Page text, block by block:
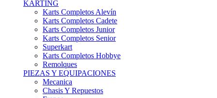
KARTING
Karts Completos Alevín
Karts Completos Cadete
Karts Completos Junior
Karts Completos Senior
Superkart
Karts Completos Hobbye
Remolques
PIEZAS Y EQUIPACIONES
Mecanica
Chasis Y Repuestos